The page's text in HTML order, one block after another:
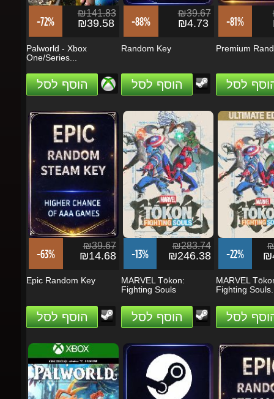
Palworld - Xbox
One/Series...
הוסף לסל
Random Key
הוסף לסל
Premium
הוסף לסל
-63%
₪39.67
₪14.68
Epic Random Key
הוסף לסל
-13%
₪283.74
₪246.38
MARVEL Tōkon:
Fighting Souls
הוסף לסל
-22%
MARVEL Tōkon:
Fighting Souls...
הוסף לסל